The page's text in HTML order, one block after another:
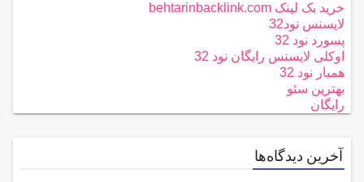
خرید بک لینک behtarinbacklink.com
لایسنس نود32
پسورد نود 32
اوکلی لایسنس رایگان نود 32
همیار نود 32
بهترین سئو
رایگان
آخرین دیدگاه‌ها